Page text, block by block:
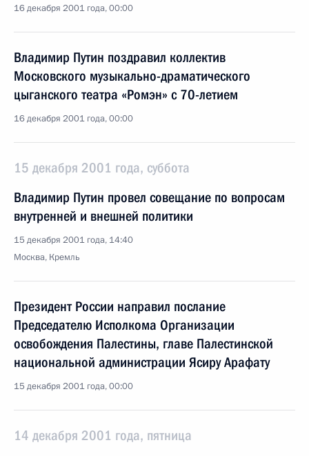
16 декабря 2001 года, 00:00
Владимир Путин поздравил коллектив
Московского музыкально-драматического
цыганского театра «Ромэн» с 70-летием
16 декабря 2001 года, 00:00
15 декабря 2001 года, суббота
Владимир Путин провел совещание по вопросам
внутренней и внешней политики
15 декабря 2001 года, 14:40
Москва, Кремль
Президент России направил послание
Председателю Исполкома Организации
освобождения Палестины, главе Палестинской
национальной администрации Ясиру Арафату
15 декабря 2001 года, 00:00
14 декабря 2001 года, пятница